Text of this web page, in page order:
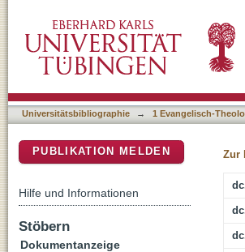
Kontexten des 20.
Universitätsbibliographie → 1 Evangelisch-
Zur
PUBLIKATION MELDEN
Hilfe und Informationen
Stöbern
Dokumentanzeige